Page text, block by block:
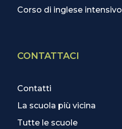
Corso di inglese intensivo
CONTATTACI
Contatti
La scuola più vicina
Tutte le scuole